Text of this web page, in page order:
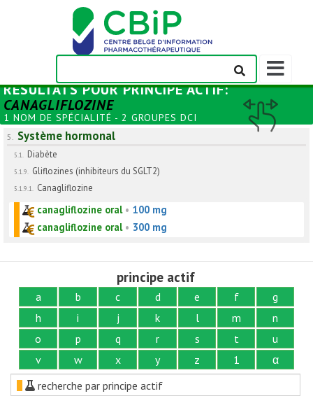
Afficher/
la
de
navigation
RÉSULTATS POURPRINCIPE ACTIF:
CANAGLIFLOZINE
1 NOM DE SPÉCIALITÉ - 2 GROUPES DCI
5. Système hormonal
5.1. Diabète
5.1.9. Gliflozines (inhibiteurs du SGLT2)
5.1.9.1. Canagliflozine
canagliflozine oral• 100 mg
canagliflozine oral• 300 mg
principe actif
a b c d e f
g
h
i j k l m
n
o
p q r s t
u
v
w x y z 1
α
recherche par principe actif